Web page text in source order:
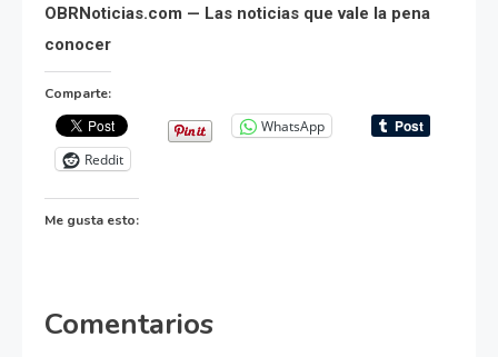
OBRNoticias.com — Las noticias que vale la pena
conocer
Comparte:
WhatsApp
Reddit
Me gusta esto:
Comentarios